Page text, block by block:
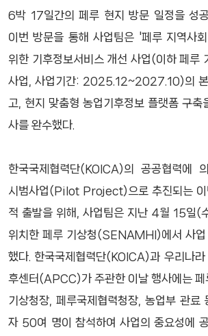
6박 17일간의 페루 현지 방문 일정을 성
이번 방문을 통해 사업팀은 '페루 지역사
위한 기후정보서비스 개선 사업(이하 페루
사업, 사업기간: 2025.12~2027.10)의 본
고, 현지 맞춤형 농업기후정보 플랫폼 구축
사를 완수했다.
한국국제협력단(KOICA)의 공공협력에
시범사업(Pilot Project)으로 추진되는 이
적 출발을 위해, 사업팀은 지난 4월 15일(
위치한 페루 기상청(SENAMHI)에서 사업
했다. 한국국제협력단(KOICA)과 우리나라
후센터(APCC)가 주관한 이날 행사에는 페
기상청장, 페루국제협력청장, 농업부 관료
자 50여 명이 참석하여 사업의 중요성에